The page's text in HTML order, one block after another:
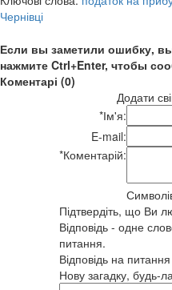
Чернівці
Если вы заметили ошибку,
нажмите Ctrl+Enter, чтобы
Коментарі (0)
Додати
*Ім'я:
E-mail:
*Коментарій:
Підтвердіть, що Ви
Відповідь - одне
питання.
Відповідь на
Нову загадку, будь-